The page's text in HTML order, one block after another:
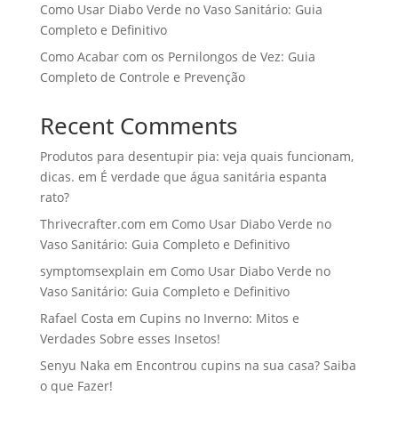
Como Usar Diabo Verde no Vaso Sanitário: Guia
Completo e Definitivo
Como Acabar com os Pernilongos de Vez: Guia
Completo de Controle e Prevenção
Recent Comments
Produtos para desentupir pia: veja quais funcionam,
dicas. em É verdade que água sanitária espanta
rato?
Thrivecrafter.com em Como Usar Diabo Verde no
Vaso Sanitário: Guia Completo e Definitivo
symptomsexplain em Como Usar Diabo Verde no
Vaso Sanitário: Guia Completo e Definitivo
Rafael Costa em Cupins no Inverno: Mitos e
Verdades Sobre esses Insetos!
Senyu Naka em Encontrou cupins na sua casa? Saiba
o que Fazer!